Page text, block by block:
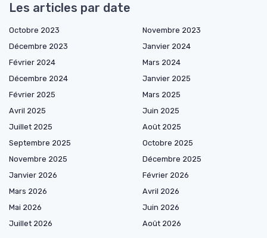
Les articles par date
Octobre 2023
Novembre 2023
Décembre 2023
Janvier 2024
Février 2024
Mars 2024
Décembre 2024
Janvier 2025
Février 2025
Mars 2025
Avril 2025
Juin 2025
Juillet 2025
Août 2025
Septembre 2025
Octobre 2025
Novembre 2025
Décembre 2025
Janvier 2026
Février 2026
Mars 2026
Avril 2026
Mai 2026
Juin 2026
Juillet 2026
Août 2026